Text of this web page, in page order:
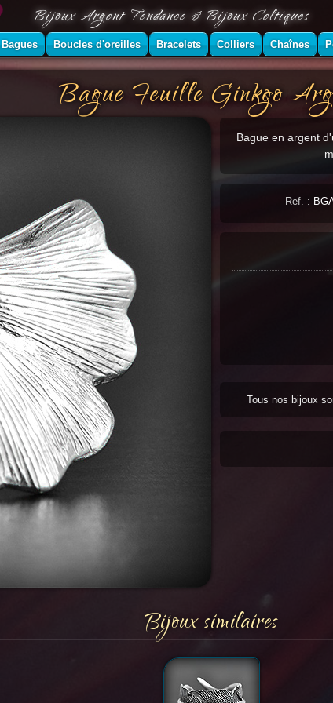
Bague Feuille Ginkgo
Bague en argent
Ref. :
Tous nos bijoux
Bijoux similaires
Bijoux Argent Tendance & Bijoux Celtiques
Bagues Boucles d'oreilles Bracelets Colliers Chaînes